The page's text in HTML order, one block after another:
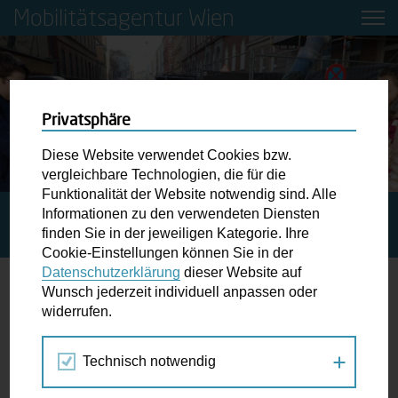
Mobilitätsagentur Wien
STARTSEITE PRESSE
17. BEZIRK: NEUE
SCHULSTRASSE AB 1. MÄRZ
17. Bezirk: Neue Schulstraße ab 1.
März
Privatsphäre
Diese Website verwendet Cookies bzw.
vergleichbare Technologien, die für die
Funktionalität der Website notwendig sind. Alle
Informationen zu den verwendeten Diensten
finden Sie in der jeweiligen Kategorie. Ihre
Cookie-Einstellungen können Sie in der
Datenschutzerklärung dieser Website auf
Wunsch jederzeit individuell anpassen oder
widerrufen.
Technisch notwendig